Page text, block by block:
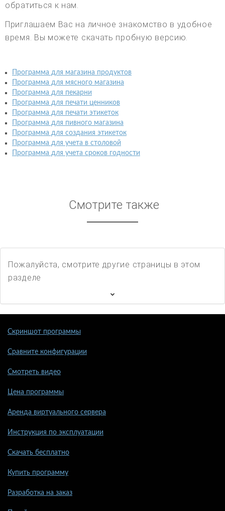
обратиться к нам.
Приглашаем Вас на личное знакомство в удобное
время. Вы можете скачать пробную версию.
Программа для магазина продуктов
Программа для мясного магазина
Программа для пекарни
Программа для печати ценников
Программа для печати этикеток
Программа для пивного магазина
Программа для создания этикеток
Программа для учета в столовой
Программа для учета сроков годности
Смотрите также
Пожалуйста, смотрите другие страницы в этом
разделе
Скриншот программы
Сравните конфигурации
Смотреть видео
Цена программы
Аренда виртуального сервера
Инструкция по эксплуатации
Скачать бесплатно
Купить программу
Разработка на заказ